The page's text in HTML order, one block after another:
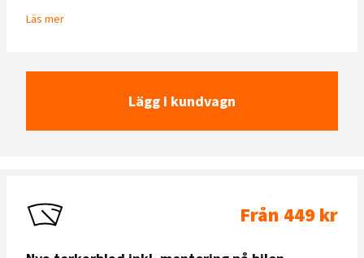
Läs mer
Lägg i kundvagn
Från 449 kr